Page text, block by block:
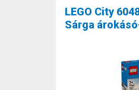
LEGO City
Sárga